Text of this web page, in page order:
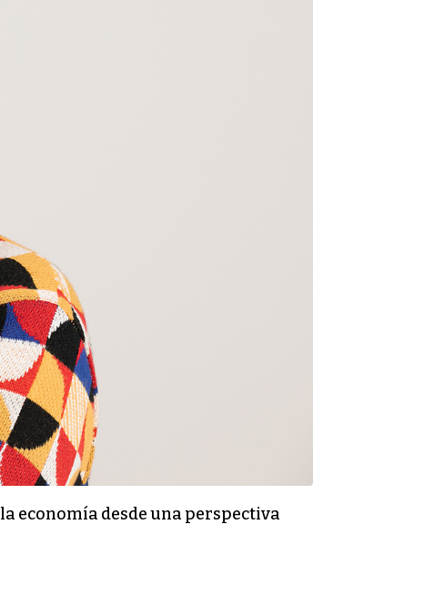
economía desde una perspectiva